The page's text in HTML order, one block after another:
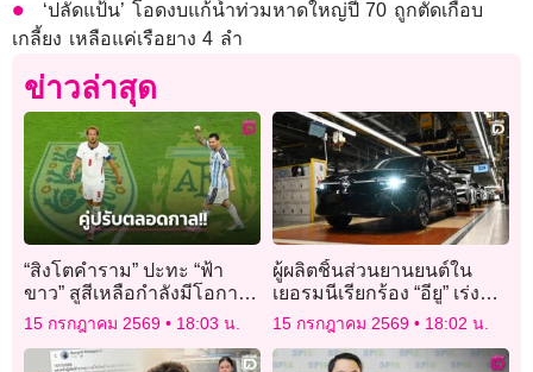
‘ปลัดแป้น’ โอดงบแก้น้ำท่วมหาดใหญ่ปี 70 ถูกตัดเกือบ
เกลี้ยง เหลือแค่เรือยาง 4 ลำ
ข่าวล่าสุด
“สิงโตคำราม” ปะทะ “ฟ้า
ขาว” สูสีเหลือกำลังมีโอกาส
เสมอหรืออาจถึงจุดโทษ
15 กรกฎาคม 2569 18:03 น.
ผู้ผลิตชิ้นส่วนยานยนต์ใน
เยอรมนีเรียกร้อง “อียู” เร่ง
ปราบการบิดเบือนตลาดจาก
15 กรกฎาคม 2569 18:02 น.